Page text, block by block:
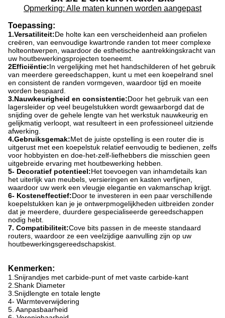
Opmerking: Alle maten kunnen worden aangepast
Toepassing:
1.Versatiliteit:De holte kan een verscheidenheid aan profielen
creëren, van eenvoudige kwartronde randen tot meer complexe
holteontwerpen, waardoor de esthetische aantrekkingskracht van
uw houtbewerkingsprojecten toeneemt.
2Efficiëntie:In vergelijking met het handschilderen of het gebruik
van meerdere gereedschappen, kunt u met een koepelrand snel
en consistent de randen vormgeven, waardoor tijd en moeite
worden bespaard.
3.Nauwkeurigheid en consistentie:Door het gebruik van een
lagersleider op veel beugelstukken wordt gewaarborgd dat de
snijding over de gehele lengte van het werkstuk nauwkeurig en
gelijkmatig verloopt, wat resulteert in een professioneel uitziende
afwerking.
4.Gebruiksgemak:Met de juiste opstelling is een router die is
uitgerust met een koepelstuk relatief eenvoudig te bedienen, zelfs
voor hobbyisten en doe-het-zelf-liefhebbers die misschien geen
uitgebreide ervaring met houtbewerking hebben.
5- Decoratief potentieel:Het toevoegen van inhamdetails kan
het uiterlijk van meubels, versieringen en kasten verfijnen,
waardoor uw werk een vleugje elegantie en vakmanschap krijgt.
6- Kosteneffectief:Door te investeren in een paar verschillende
koepelstukken kan je je ontwerpmogelijkheden uitbreiden zonder
dat je meerdere, duurdere gespecialiseerde gereedschappen
nodig hebt.
7. Compatibiliteit:Cove bits passen in de meeste standaard
routers, waardoor ze een veelzijdige aanvulling zijn op uw
houtbewerkingsgereedschapskist.
Kenmerken:
1.Snijrandjes met carbide-punt of met vaste carbide-kant
2.Shank Diameter
3.Snijdlengte en totale lengte
4- Warmteverwijdering
5. Aanpasbaarheid